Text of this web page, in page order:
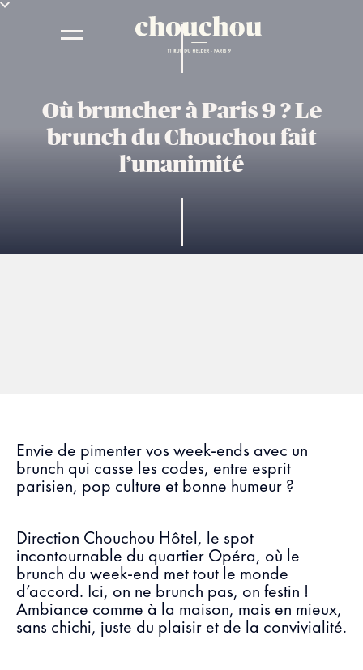
Où bruncher à Paris 9 ? Le
brunch du Chouchou fait
l’unanimité
Envie de pimenter vos week-ends avec un
brunch qui casse les codes, entre esprit
parisien, pop culture et bonne humeur ?
Direction Chouchou Hôtel, le spot
incontournable du quartier Opéra, où le
brunch du week-end met tout le monde
d’accord. Ici, on ne brunch pas, on festin !
Ambiance comme à la maison, mais en mieux,
sans chichi, juste du plaisir et de la convivialité.